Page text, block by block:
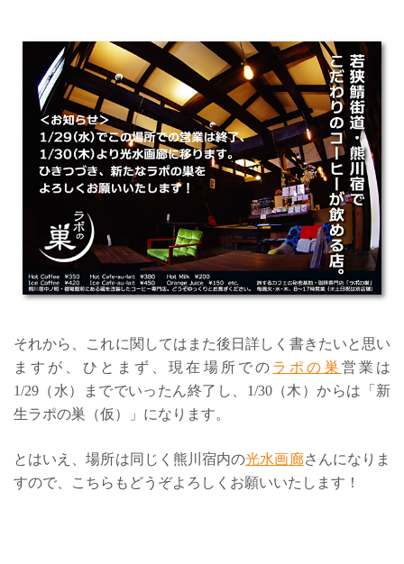
それから、これに関してはまた後日詳しく書きたいと思い
ますが、ひとまず、現在場所での ラポの巣 営業は
1/29（水）まででいったん終了し、1/30（木）からは「新
生ラポの巣（仮）」になります。
とはいえ、場所は同じく熊川宿内の光水画廊さんになりま
すので、こちらもどうぞよろしくお願いいたします！